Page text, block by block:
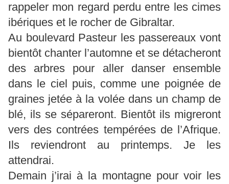
rappeler mon regard perdu entre les cimes
ibériques et le rocher de Gibraltar.
Au boulevard Pasteur les passereaux vont
bientôt chanter l’automne et se détacheront
des arbres pour aller danser ensemble
dans le ciel puis, comme une poignée de
graines jetée à la volée dans un champ de
blé, ils se sépareront. Bientôt ils migreront
vers des contrées tempérées de l’Afrique.
Ils reviendront au printemps. Je les
attendrai.
Demain j’irai à la montagne pour voir les